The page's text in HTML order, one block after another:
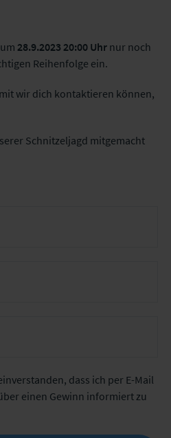
28.9.2023 20:00 Uhr nur noch
Reihenfolge ein.
wir dich kontaktieren können,
Schnitzeljagd mitgemacht
dass ich per E-Mail
einen Gewinn informiert zu